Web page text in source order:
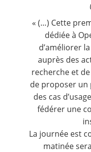
« (…) Cette
dédiée à
d’améliorer
auprès des
recherche et
de proposer un
des cas
fédérer une
La journée est
matinée